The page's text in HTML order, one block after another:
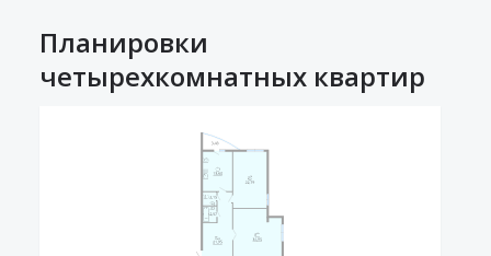
Планировки
четырехкомнатных квартир